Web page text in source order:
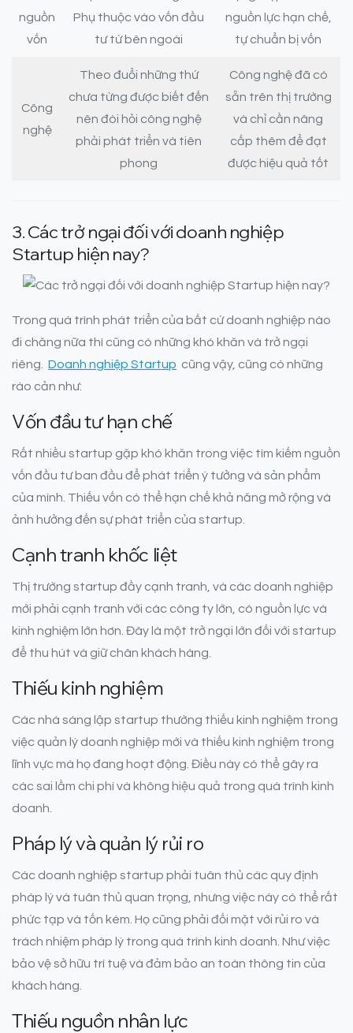
nguồn
vốn
Phụ thuộc vào vốn đầu
tư từ bên ngoài
nguồn lực hạn chế,
tự chuẩn bị vốn
Công
nghệ
Theo đuổi những thứ
chưa từng được biết đến
nên đòi hỏi công nghệ
phải phát triển và tiên
phong
Công nghệ đã có
sẵn trên thị trường
và chỉ cần nâng
cấp thêm để đạt
được hiệu quả tốt
3. Các trở ngại đối với doanh nghiệp
Startup hiện nay?
Trong quá trình phát triển của bất cứ doanh nghiệp nào
đi chăng nữa thì cũng có những khó khăn và trở ngại
riêng.
Doanh nghiệp Startup cũng vậy, cũng có những
rào cản như:
Vốn đầu tư hạn chế
Rất nhiều startup gặp khó khăn trong việc tìm kiếm nguồn
vốn đầu tư ban đầu để phát triển ý tưởng và sản phẩm
của mình. Thiếu vốn có thể hạn chế khả năng mở rộng và
ảnh hưởng đến sự phát triển của startup.
Cạnh tranh khốc liệt
Thị trường startup đầy cạnh tranh, và các doanh nghiệp
mới phải cạnh tranh với các công ty lớn, có nguồn lực và
kinh nghiệm lớn hơn. Đây là một trở ngại lớn đối với startup
để thu hút và giữ chân khách hàng.
Thiếu kinh nghiệm
Các nhà sáng lập startup thường thiếu kinh nghiệm trong
việc quản lý doanh nghiệp mới và thiếu kinh nghiệm trong
lĩnh vực mà họ đang hoạt động. Điều này có thể gây ra
các sai lầm chi phí và không hiệu quả trong quá trình kinh
doanh.
Pháp lý và quản lý rủi ro
Các doanh nghiệp startup phải tuân thủ các quy định
pháp lý và tuân thủ quan trọng, nhưng việc này có thể rất
phức tạp và tốn kém. Họ cũng phải đối mặt với rủi ro và
trách nhiệm pháp lý trong quá trình kinh doanh. Như việc
bảo vệ sở hữu trí tuệ và đảm bảo an toàn thông tin của
khách hàng.
Thiếu nguồn nhân lực